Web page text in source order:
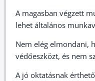
A magasban végzett
lehet általános
Nem elég elmondani,
védőeszközt, és nem
A jó oktatásnak